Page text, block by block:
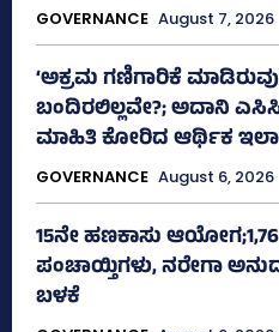
GOVERNANCE August 7, 2026
‘ಅಕ್ರಮ ಗಣಿಗಾರಿಕೆ
ಬಂದಿರಲಿಲ್ಲವೇ?; ಅದಾನಿ
ಮಾಹಿತಿ ಕೋರಿದ ಆರ್ಥಿಕ
GOVERNANCE August 6, 2026
15ನೇ ಹಣಕಾಸು
ಪಂಚಾಯ್ತಿಗಳು, ನರೇಗಾ
ಬಳಕೆ